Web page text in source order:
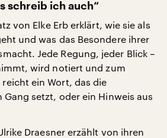
schreib ich auch“
von Elke Erb erklärt, wie sie als
und was das Besondere ihrer
Jede Regung, jeder Blick –
wird notiert und zum
ein Wort, das die
setzt, oder ein Hinweis aus
Draesner erzählt von ihren